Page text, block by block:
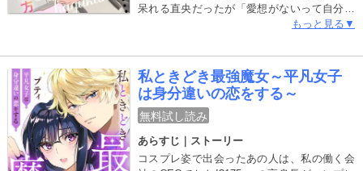
呆れる直央だったが「愛想がないって自分の
気持ちを素直に表現するからわかりやすいじ
改め始める。さらに、ここぞというときに見
せる頼もしさや優しさに触れ、直央の心は少
しずつ揺れ動く。無愛想で人と距離をとって
きた彼女が、ひと癖ある社長に心惹かれてい
き――。生きづらさを抱える癖のある2人が織
もっと見る▼
私ときどき最強魔女～平凡女子
は身分違いの恋をする～
無料試し読み
あらすじ｜ストーリー
コスプレ姿で出会ったあの人は、私の働く会